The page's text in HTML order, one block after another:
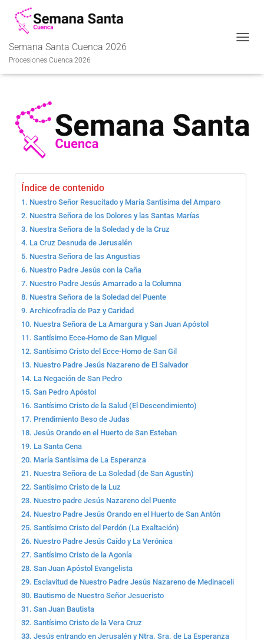
Semana Santa Cuenca 2026
Procesiones Cuenca 2026
M
O
Índice de contenido
Nuestro Señor Resucitado y María Santísima del Amparo
Nuestra Señora de los Dolores y las Santas Marías
Nuestra Señora de la Soledad y de la Cruz
La Cruz Desnuda de Jerusalén
Nuestra Señora de las Angustias
Nuestro Padre Jesús con la Caña
Nuestro Padre Jesús Amarrado a la Columna
Nuestra Señora de la Soledad del Puente
Archicofradía de Paz y Caridad
Nuestra Señora de La Amargura y San Juan Apóstol
Santísimo Ecce-Homo de San Miguel
Santísimo Cristo del Ecce-Homo de San Gil
Nuestro Padre Jesús Nazareno de El Salvador
La Negación de San Pedro
San Pedro Apóstol
Santísimo Cristo de la Salud (El Descendimiento)
Prendimiento Beso de Judas
Jesús Orando en el Huerto de San Esteban
La Santa Cena
María Santísima de La Esperanza
Nuestra Señora de La Soledad (de San Agustín)
Santísimo Cristo de la Luz
Nuestro padre Jesús Nazareno del Puente
Nuestro Padre Jesús Orando en el Huerto de San Antón
Santísimo Cristo del Perdón (La Exaltación)
Nuestro Padre Jesús Caído y La Verónica
Santísimo Cristo de la Agonía
San Juan Apóstol Evangelista
Esclavitud de Nuestro Padre Jesús Nazareno de Medinaceli
Bautismo de Nuestro Señor Jesucristo
San Juan Bautista
Santísimo Cristo de la Vera Cruz
Jesús entrando en Jerusalén y Ntra. Sra. de La Esperanza